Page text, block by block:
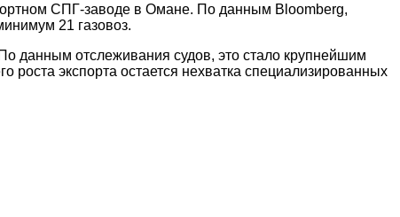
СПГ-заводе в Омане. По данным Bloomberg,
21 газовоз.
данным отслеживания судов, это стало крупнейшим
экспорта остается нехватка специализированных